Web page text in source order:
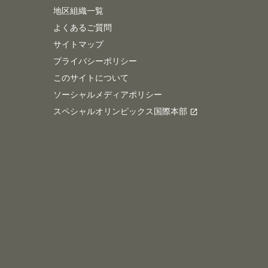
地区組織一覧
よくあるご質問
サイトマップ
プライバシーポリシー
このサイトについて
ソーシャルメディアポリシー
スペシャルオリンピックス国際本部